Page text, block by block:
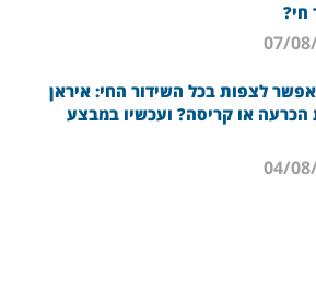
חי?
לצפות בכל השידור החי: איראן
או קריסה? ועכשיו במבצע